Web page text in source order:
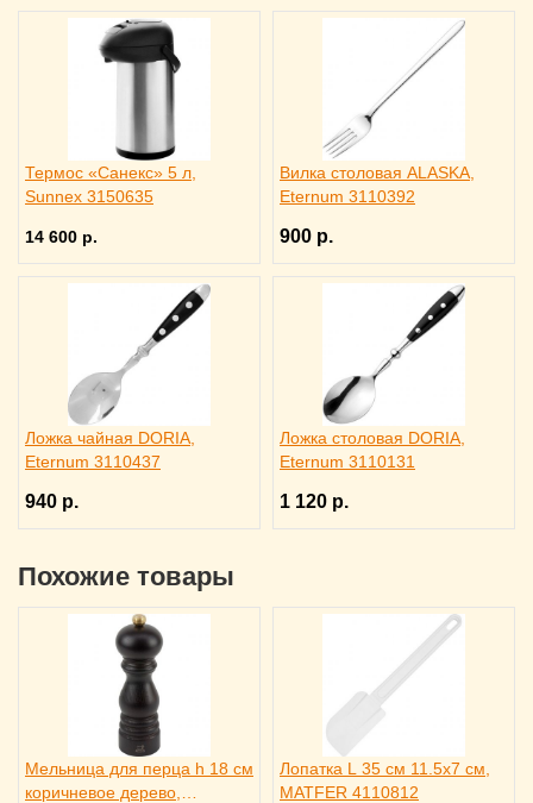
Термос «Санекс» 5 л,
Sunnex 3150635
14 600 р.
Вилка столовая ALASKA,
Eternum 3110392
900 р.
Ложка чайная DORIA,
Eternum 3110437
940 р.
Ложка столовая DORIA,
Eternum 3110131
1 120 р.
Похожие товары
Мельница для перца h 18 см
коричневое дерево,
Лопатка L 35 см 11.5x7 см,
MATFER 4110812